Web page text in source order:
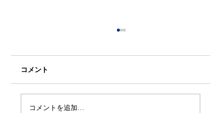
コメント
コメントを追加…